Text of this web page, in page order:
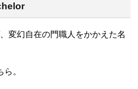
変幻自在の門職人をかかえた名
。